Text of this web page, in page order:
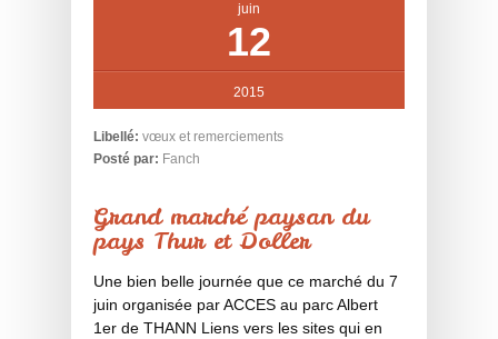
juin
12
2015
Libellé: vœux et remerciements
Posté par: Fanch
Grand marché paysan du
pays Thur et Doller
Une bien belle journée que ce marché du 7
juin organisée par ACCES au parc Albert
1er de THANN Liens vers les sites qui en